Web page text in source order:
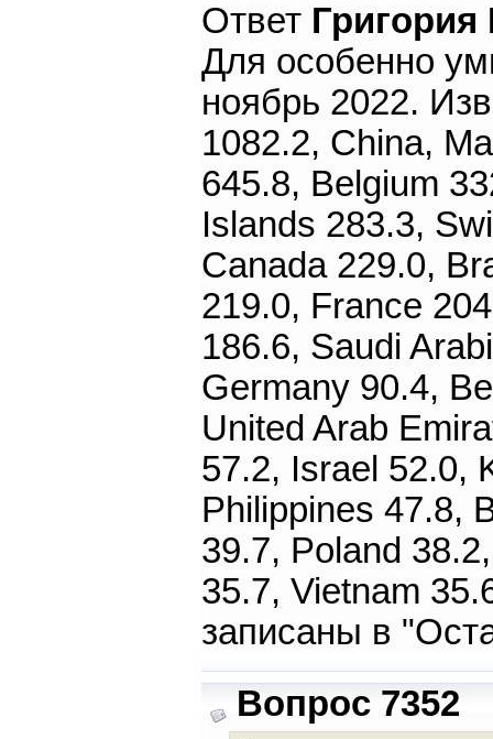
Ответ
Для особенно
ноябрь 2022.
1082.2, China,
645.8, Belgium
Islands 283.3,
Canada 229.0,
219.0, France
186.6, Saudi
Germany 90.4,
United Arab
57.2, Israel 52.0,
Philippines 47.8,
39.7, Poland
35.7, Vietnam
записаны в
Вопрос 7352